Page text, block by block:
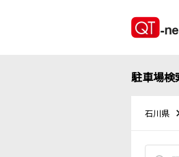
駐車場検
石川県